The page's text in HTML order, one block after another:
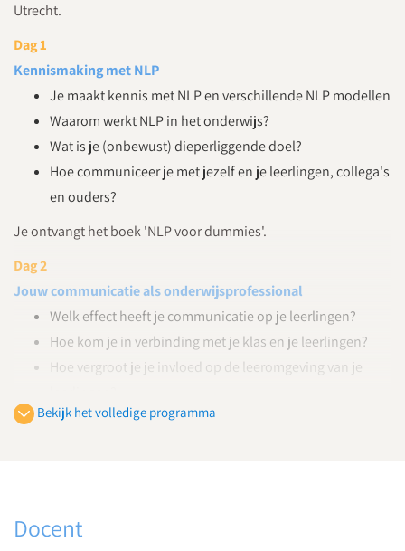
Utrecht.
Dag 1
Kennismaking met NLP
Je maakt kennis met NLP en verschillende NLP modellen
Waarom werkt NLP in het onderwijs?
Wat is je (onbewust) dieperliggende doel?
Hoe communiceer je met jezelf en je leerlingen, collega's
en ouders?
Je ontvangt het boek 'NLP voor dummies'.
Dag 2
Jouw communicatie als onderwijsprofessional
Welk effect heeft je communicatie op je leerlingen?
Hoe kom je in verbinding met je klas en je leerlingen?
Hoe vergroot je je invloed op de leeromgeving van je
Je maakt kennis met NLP taalpatronen en leert deze
In verbinding met je leerlingen en collega's
Bekijk het volledige programma
Docent